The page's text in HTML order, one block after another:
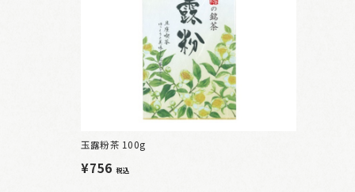
玉露粉茶 100g
¥756 税込